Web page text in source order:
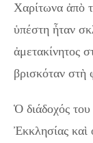
Χαρίτωνα ἀπὸ
ὑπέστη ἦταν
ἀμετακίνητος
βρισκόταν
Ὁ διάδοχός
Ἐκκλησίας